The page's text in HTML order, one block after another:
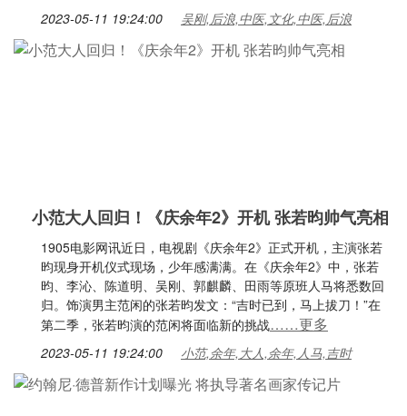
2023-05-11 19:24:00 吴刚,后浪,中医,文化,中医,后浪
小范大人回归！《庆余年2》开机 张若昀帅气亮相
1905电影网讯近日，电视剧《庆余年2》正式开机，主演张若
昀现身开机仪式现场，少年感满满。在《庆余年2》中，张若
昀、李沁、陈道明、吴刚、郭麒麟、田雨等原班人马将悉数回
归。饰演男主范闲的张若昀发文：“吉时已到，马上拔刀！”在
第二季，张若昀演的范闲将面临新的挑战……更多
2023-05-11 19:24:00 小范,余年,大人,余年,人马,吉时